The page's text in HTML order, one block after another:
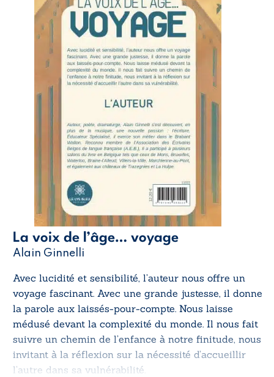
La voix de l’âge… voyage
Alain Ginnelli
Avec lucidité et sensibilité, l’auteur nous offre un
voyage fascinant. Avec une grande justesse, il donne
la parole aux laissés-pour-compte. Nous laisse
médusé devant la complexité du monde. Il nous fait
suivre un chemin de l’enfance à notre finitude, nous
invitant à la réflexion sur la nécessité d’accueillir
l’autre dans sa vulnérabilité.